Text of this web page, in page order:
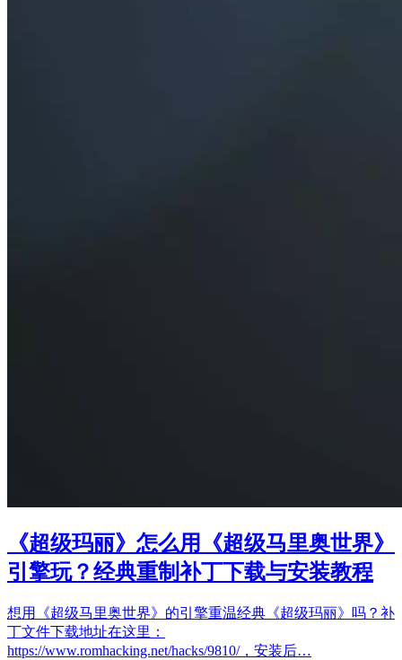
《超级玛丽》怎么用《超级马里奥世界》
引擎玩？经典重制补丁下载与安装教程
想用《超级马里奥世界》的引擎重温经典《超级玛丽》吗？补
丁文件下载地址在这里：
https://www.romhacking.net/hacks/9810/，安装后…